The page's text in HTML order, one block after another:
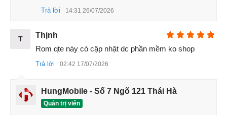
Cấu hình Xiaomi 15 có hai phiên bản RAM: 12GB và 16GB
một cách dễ dàng.
Trả lời 14:31 26/07/2026
T
Thịnh
Rom qte này có cập nhật dc phần mềm ko shop
Trả lời 02:42 17/07/2026
HungMobile - Số 7 Ngõ 121 Thái Hà
Quản trị viên